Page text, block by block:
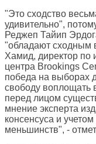
"Это сходство
удивительно",
Реджеп Тайип
"обладают сходным
Хамид, директор по
центра Brookings
победа на выборах
свободу воплощать
перед лицом
мнение эксперта
консенсуса и
меньшинств", -